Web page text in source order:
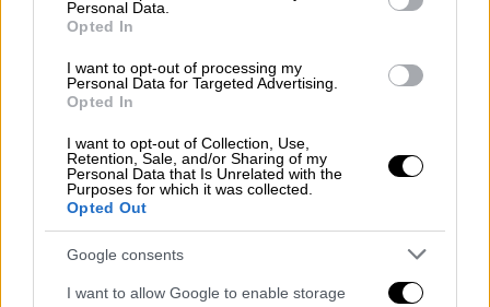
Personal Data.
Opted In
I want to opt-out of processing my
Personal Data for Targeted Advertising.
Opted In
I want to opt-out of Collection, Use,
Retention, Sale, and/or Sharing of my
Personal Data that Is Unrelated with the
Purposes for which it was collected.
Opted Out
Google consents
I want to allow Google to enable storage
ΑΝΑΤΟΛΙΚΗΣ ΑΤΤΙΚΗΣ 140
ΑΝΔΡΟΥ 1
ΑΡΓΟΛΙΔΑΣ 19
ΑΡΚΑΔΙΑΣ 17
ΑΧΑΪΑΣ 162
ΒΟΙΩΤΙΑΣ 47
ΒΟΡΕΙΟΥ ΤΟΜΕΑ ΑΘΗΝΩΝ 118
ΓΡΕΒΕΝΩΝ 5
ΔΡΑΜΑΣ 45
ΔΥΤΙΚΗΣ ΑΤΤΙΚΗΣ 47